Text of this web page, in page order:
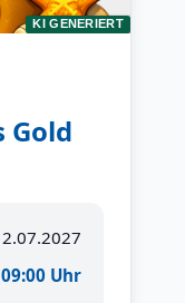
KI GENERIERT
Gold
09:00 Uhr